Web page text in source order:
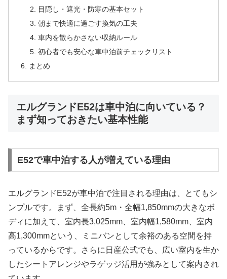
目隠し・遮光・防寒の基本セット
朝まで快適に過ごす換気の工夫
車内を散らかさない収納ルール
初心者でも安心な車中泊前チェックリスト
まとめ
エルグランドE52は車中泊に向いている？
まず知っておきたい基本性能
E52で車中泊する人が増えている理由
エルグランドE52が車中泊で注目される理由は、とてもシ
ンプルです。まず、全長約5m・全幅1,850mmの大きなボ
ディに加えて、室内長3,025mm、室内幅1,580mm、室内
高1,300mmという、ミニバンとして余裕のある空間を持
っているからです。さらに日産公式でも、広い室内を生か
したシートアレンジやラゲッジ活用が強みとして案内され